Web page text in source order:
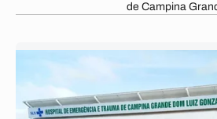
de Campina